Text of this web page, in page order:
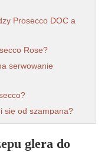
Prosecco DOC a
Rose?
serwowanie
się od szampana?
glera do